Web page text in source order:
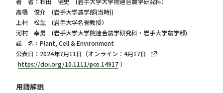
高橋 俊介 (岩手大学農学部(当時))
上村 松生 (岩手大学名誉教授）
河村 幸男 (岩手大学大学院連合農学研究科・岩手大学農学部)
誌 名：Plant, Cell & Environment
公表日：2024年7月11日（オンライン：4月17日
https://doi.org/10.1111/pce.14917 ）
用語解説